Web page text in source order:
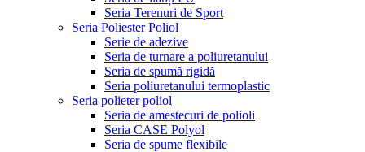
Seria Terenuri de Sport
Seria Poliester Poliol
Serie de adezive
Seria de turnare a poliuretanului
Seria de spumă rigidă
Seria poliuretanului termoplastic
Seria polieter poliol
Seria de amestecuri de polioli
Seria CASE Polyol
Seria de spume flexibile